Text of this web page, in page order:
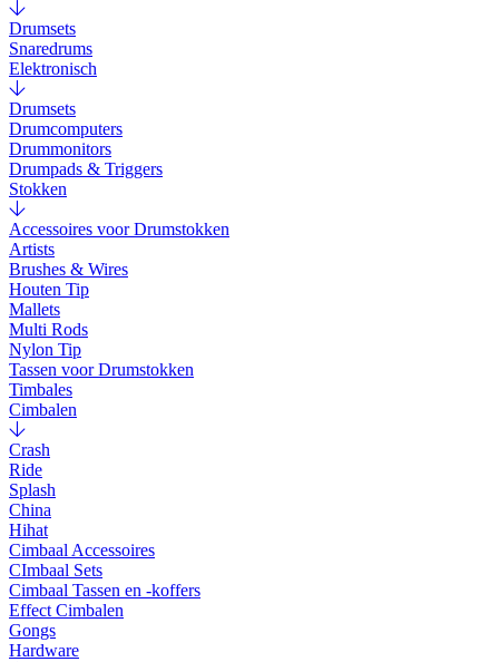
Drumsets
Snaredrums
Elektronisch
Drumsets
Drumcomputers
Drummonitors
Drumpads & Triggers
Stokken
Accessoires voor Drumstokken
Artists
Brushes & Wires
Houten Tip
Mallets
Multi Rods
Nylon Tip
Tassen voor Drumstokken
Timbales
Cimbalen
Crash
Ride
Splash
China
Hihat
Cimbaal Accessoires
CImbaal Sets
Cimbaal Tassen en -koffers
Effect Cimbalen
Gongs
Hardware